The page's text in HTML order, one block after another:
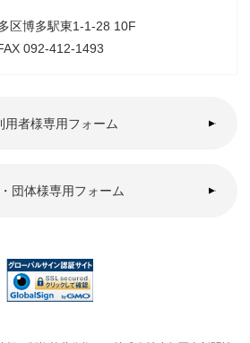
区博多駅東1-1-28 10F
092-412-1493
用者様専用フォーム
団体様専用フォーム